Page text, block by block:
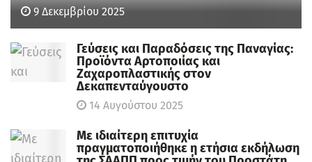
9 Δεκεμβρίου 2025
Γεύσεις και Παραδόσεις της Παναγίας:
Προϊόντα Αρτοποιίας και
Ζαχαροπλαστικής στον
Δεκαπενταύγουστο
14 Αυγούστου 2025
Με ιδιαίτερη επιτυχία
πραγματοποιήθηκε η ετήσια εκδήλωση